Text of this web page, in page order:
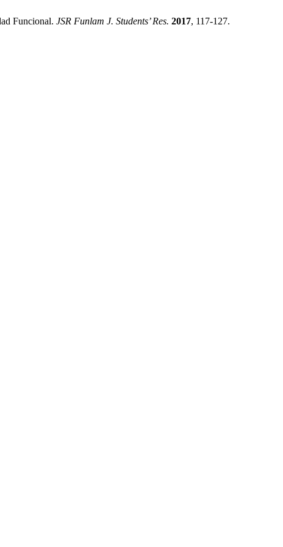
Funcional. JSR Funlam J. Students’ Res. 2017, 117-127.